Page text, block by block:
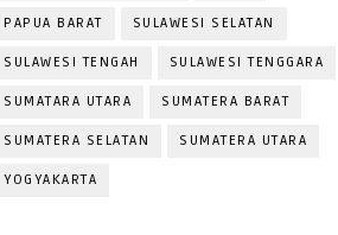
PAPUA BARAT SULAWESI SELATAN
SULAWESI TENGAH SULAWESI TENGGARA
SUMATARA UTARA SUMATERA BARAT
SUMATERA SELATAN SUMATERA UTARA
YOGYAKARTA